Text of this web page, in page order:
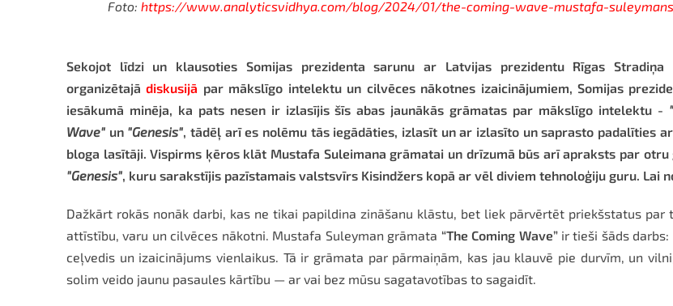
Foto: https://www.analyticsvidhya.com/blog/2024/01/the-coming-wave-mustafa-
Sekojot līdzi un klausoties Somijas prezidenta sarunu ar Latvijas prezidentu Rīgas Stradiņa
organizētajādiskusijā par mākslīgo intelektu un cilvēces nākotnes izaicinājumiem, Somijas
iesākumā minēja, ka pats nesen ir izlasījis šīs abas jaunākās grāmatas par mākslīgo intelektu -
Wave" un "Genesis", tādēļ arī es nolēmu tās iegādāties, izlasīt un ar izlasīto un saprasto padalīties
bloga lasītāji. Vispirms ķēros klāt Mustafa Suleimana grāmatai un drīzumā būs arī apraksts par otru
"Genesis", kuru sarakstījis pazīstamais valstsvīrs Kisindžers kopā ar vēl diviem tehnoloģiju guru. Lai
Dažkārt rokās nonāk darbi, kas ne tikai papildina zināšanu klāstu, bet liek pārvērtēt priekšstatus par
attīstību, varu un cilvēces nākotni. Mustafa Suleyman grāmata “The Coming Wave”ir tieši šāds darbs:
ceļvedis un izaicinājums vienlaikus. Tā ir grāmata par pārmaiņām, kas jau klauvē pie durvīm, un
solim veido jaunu pasaules kārtību — ar vai bez mūsu sagatavotības to sagaidīt.